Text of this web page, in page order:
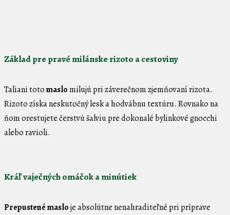
Základ pre pravé milánske rizoto a cestoviny
Taliani totomaslomilujú pri záverečnom zjemňovaní rizota.
Rizoto získa neskutočný lesk a hodvábnu textúru. Rovnako na
ňom orestujete čerstvú šalviu pre dokonalé bylinkové gnocchi
alebo ravioli.
Kráľ vaječných omáčok a minútiek
Prepustené masloje absolútne nenahraditeľné pri príprave